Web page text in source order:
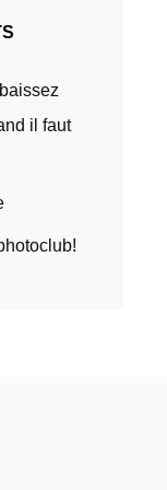
il faut